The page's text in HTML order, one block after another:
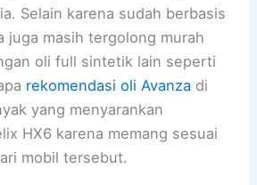
Selain karena sudah berbasis
juga masih tergolong murah
oli full sintetik lain seperti
rekomendasi oli Avanza di
yang menyarankan
HX6 karena memang sesuai
mobil tersebut.